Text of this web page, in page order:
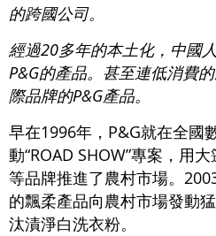
的跨國公司。
經過20多年的本土化，中國
P&G的產品。甚至連低消費
際品牌的P&G產品。
早在1996年，P&G就在全國
動“ROAD SHOW”專案，用
等品牌推進了農村市場。
的飄柔產品向農村市場發動
汰漬淨白洗衣粉。